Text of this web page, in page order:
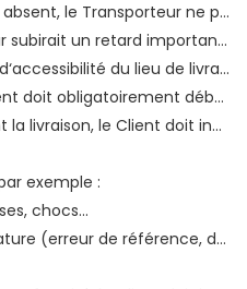
pas encore une fois le rendez-vous les éventuels frais liés à l‘organisation d‘une nouvelle livraison seraient, eux aussi, à la charge du Client.
une nouvelle livraison et les frais liés à l‘organisation de cette nouvelle livraison seront à la charge de MECA-EXPRESS.
frais de livraison restent à la charge du Client. Ces conditions peuvent par exemple être : escalier trop petit ou trop étroit, porte d‘entrée ou couloir trop étroits, pas d‘ascenseur et étage élevé... (voir Article 9.5)
la conformité de la Commande livrée en la présence du Transporteur avant de signer le Bon de Livraison.
détaillées, datées, explicites et accompagnées de sa signature sur le bordereau de livraison.
exemple :
chocs...
de couleur...) ou en quantité...